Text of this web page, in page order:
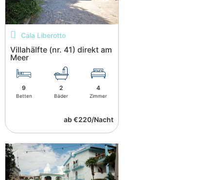
Cala Liberotto
Villahälfte (nr. 41) direkt am
Meer
9
Betten
2
Bäder
4
Zimmer
ab €220/Nacht